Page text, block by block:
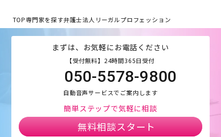
TOP専門家を探す弁護士法人リーガルプロフェッション
まずは、お気軽にお電話ください
【受付無料】24時間365日受付
050-5578-9800
自動音声サービスでご案内します
簡単ステップで気軽に相談
無料相談スタート